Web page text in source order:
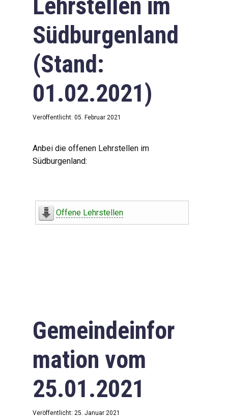
Lehrstellen im
Südburgenland
(Stand:
01.02.2021)
Veröffentlicht: 05. Februar 2021
Anbei die offenen Lehrstellen im
Südburgenland:
Offene Lehrstellen
Gemeindeinfor
mation vom
25.01.2021
Veröffentlicht: 25. Januar 2021